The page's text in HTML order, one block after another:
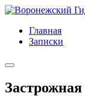
Главная
Записки